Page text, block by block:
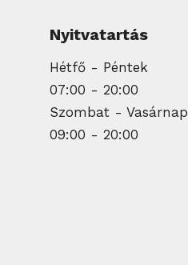
Nyitvatartás
Hétfő - Péntek
07:00 - 20:00
Szombat - Vasárnap
09:00 - 20:00